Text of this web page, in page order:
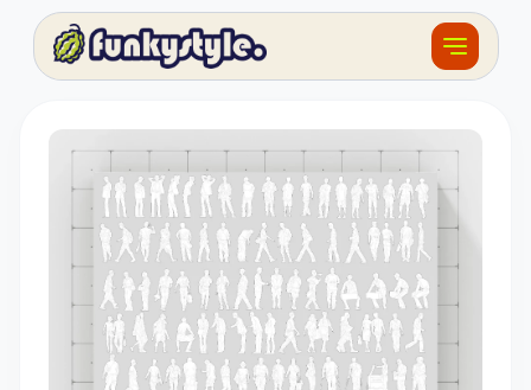
Khóa học
Tài nguyên
Sản phẩm
Giải thưởng